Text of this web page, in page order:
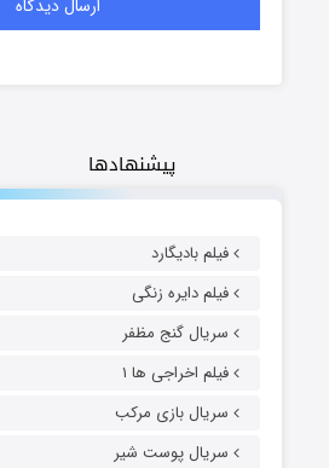
پیشنهادها
فیلم بادیگارد
فیلم دایره زنگی
سریال گنج مظفر
فیلم اخراجی ها ۱
سریال بازی مرکب
سریال پوست شیر